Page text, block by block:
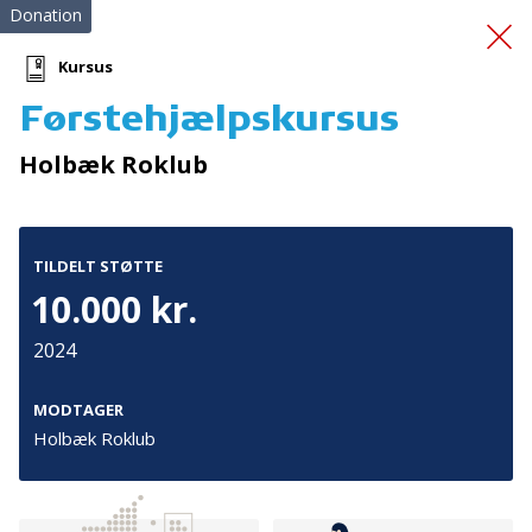
Fremtidens krisecenter
Donation
Kursus
Førstehjælpskursus
Holbæk Roklub
TILDELT STØTTE
10.000 kr.
2024
MODTAGER
Holbæk Roklub
Tilmeld nyhedsbrev
De seneste nyheder om TrygFondens og TryghedsGruppens
aktiviteter direkte i din indbakke.
Tilmeld